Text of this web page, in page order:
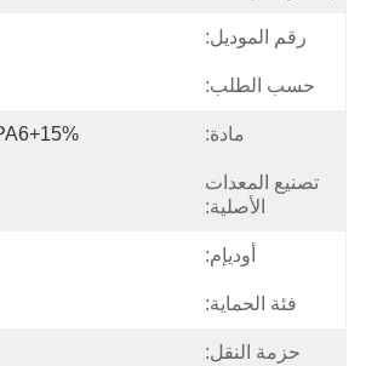
رقم الموديل:
حسب الطلب:
مادة: PA6+15%خالي من الجلوتين
تصنيع المعدات
الأصلية:
أوديإم:
فئة الحماية:
حزمة النقل: